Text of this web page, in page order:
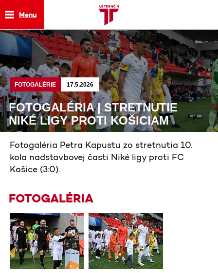
Menu
FOTOGALÉRIE 17.5.2026
FOTOGALÉRIA | STRETNUTIE
NIKÉ LIGY PROTI KOŠICIAM
Fotogaléria Petra Kapustu zo stretnutia 10.
kola nadstavbovej časti Niké ligy proti FC
Košice (3:0).
FOTOGALÉRIA